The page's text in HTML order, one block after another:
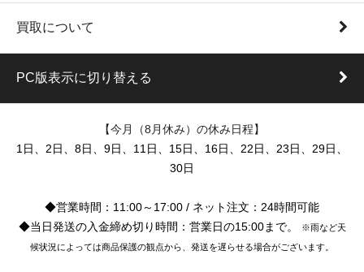
買取について
PC版表示に切り替える
【今月（8月休み）の休み日程】
1日、2日、8日、9日、11日、15日、16日、22日、23日、29日、
30日
◆営業時間：11:00～17:00 / ネット注文：24時間可能
◆当日発送の入金締め切り時間：営業日の15:00まで。
※雨など天
候状況によっては商品保護の観点から、発送を遅らせる場合がございます。